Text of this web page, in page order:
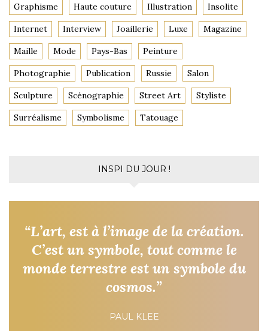
Graphisme Haute couture Illustration Insolite
Internet Interview Joaillerie Luxe Magazine
Maille Mode Pays-Bas Peinture
Photographie Publication Russie Salon
Sculpture Scénographie Street Art Styliste
Surréalisme Symbolisme Tatouage
INSPI DU JOUR !
“L’art, est à l’image de la création.
C’est un symbole, tout comme le
monde terrestre est un symbole du
cosmos.”
PAUL KLEE